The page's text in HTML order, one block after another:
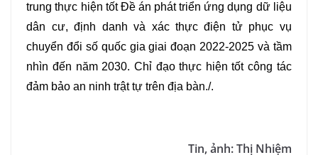
trung thực hiện tốt Đề án phát triển ứng dụng dữ liệu
dân cư, định danh và xác thực điện tử phục vụ
chuyển đổi số quốc gia giai đoạn 2022-2025 và tầm
nhìn đến năm 2030. Chỉ đạo thực hiện tốt công tác
đảm bảo an ninh trật tự trên địa bàn./.
Tin, ảnh: Thị Nhiệm